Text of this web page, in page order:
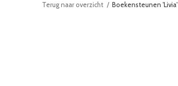
Terug naar overzicht Boekensteunen 'Livia'